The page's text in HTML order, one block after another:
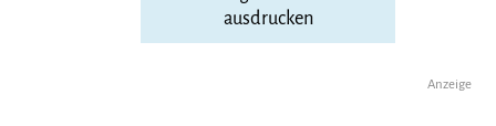
ausdrucken
Anzeige